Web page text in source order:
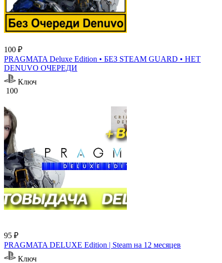
100 ₽
PRAGMATA Deluxe Edition • БЕЗ STEAM GUARD • НЕТ
DENUVO ОЧЕРЕДИ
Ключ
100
95 ₽
PRAGMATA DELUXE Edition | Steam на 12 месяцев
Ключ